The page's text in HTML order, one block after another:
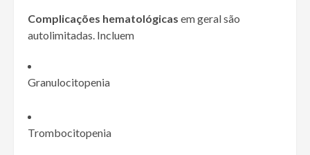
Complicações hematológicas em geral são
autolimitadas. Incluem
Granulocitopenia
Trombocitopenia